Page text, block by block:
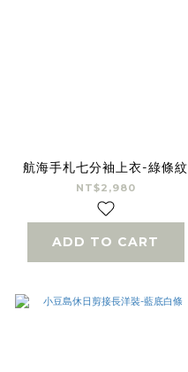
航海手札七分袖上衣-綠條紋
NT$2,980
ADD TO CART